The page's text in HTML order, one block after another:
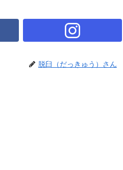
脱臼（だっきゅう）さん